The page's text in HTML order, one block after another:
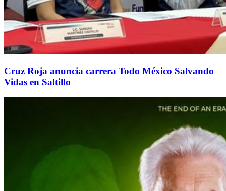
Cruz Roja anuncia carrera Todo México Salvando
Vidas en Saltillo